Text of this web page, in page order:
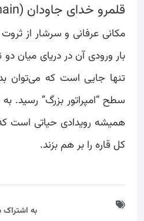
قلمرو خدای جاودان (God’s Domain)
مکانی عرفانی و سرشار از
بار ورودی آن در دریای میان
تنها جایی است که می‌توان
سطح “امپراتور بزرگ” رسید.
همیشه رویدادی حیاتی است
کل قاره را بر هم بزند.
به اشتراک